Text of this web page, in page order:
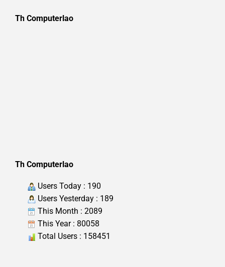
Th Computerlao
Th Computerlao
Users Today : 190
Users Yesterday : 189
This Month : 2089
This Year : 80058
Total Users : 158451